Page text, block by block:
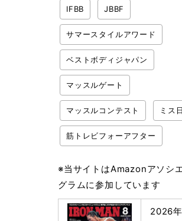
IFBB JBBF
サマースタイルアワード
ベストボディジャパン
マッスルゲート
マッスルコンテスト ミス
筋トレビフォーアフター
※当サイトはAmazonアソシ
グラムに参加しています
2026